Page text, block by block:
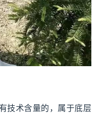
技术含量的，属于底层